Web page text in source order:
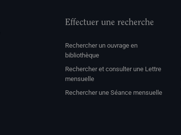
Effectuer une recherche
Rechercher un ouvrage en
bibliothèque
Rechercher et consulter une Lettre
mensuelle
Rechercher une Séance mensuelle